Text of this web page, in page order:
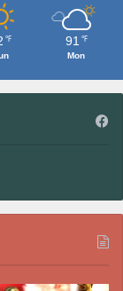
℉ 91 ℉
Mon